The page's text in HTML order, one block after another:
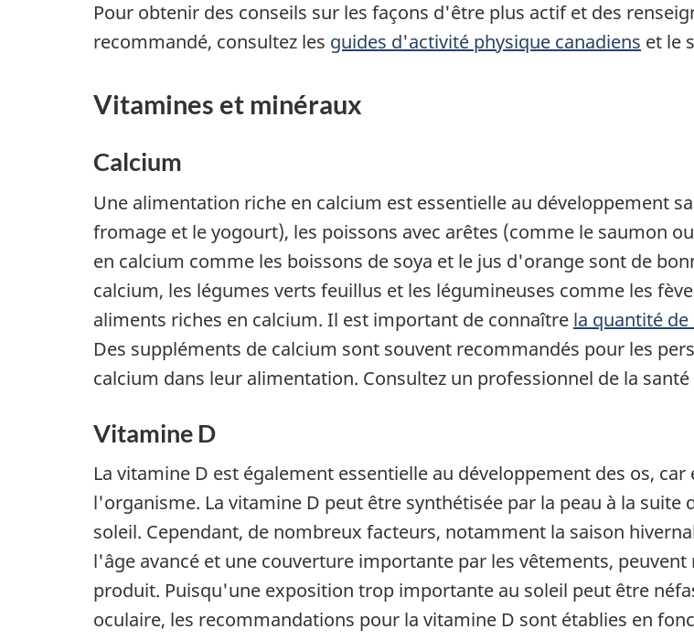
Pour obtenir des conseils sur les façons d'être plus actif et des
recommandé, consultez les guides d'activité physique canadiens et le
Vitamines et minéraux
Calcium
Une alimentation riche en calcium est essentielle au développement
fromage et le yogourt), les poissons avec arêtes (comme le saumon
en calcium comme les boissons de soya et le jus d'orange sont de
calcium, les légumes verts feuillus et les légumineuses comme les
aliments riches en calcium. Il est important de connaître la quantité de
Des suppléments de calcium sont souvent recommandés pour les
calcium dans leur alimentation. Consultez un professionnel de la
Vitamine D
La vitamine D est également essentielle au développement des os,
l'organisme. La vitamine D peut être synthétisée par la peau à la
soleil. Cependant, de nombreux facteurs, notamment la saison
l'âge avancé et une couverture importante par les vêtements,
produit. Puisqu'une exposition trop importante au soleil peut être
oculaire, les recommandations pour la vitamine D sont établies en